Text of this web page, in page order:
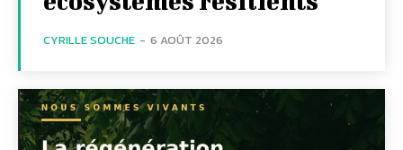
CYRILLE SOUCHE - 6 AOÛT 2026